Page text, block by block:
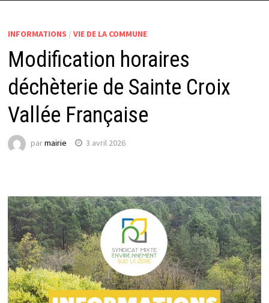
INFORMATIONS / VIE DE LA COMMUNE
Modification horaires
déchèterie de Sainte Croix
Vallée Française
parmairie 3 avril 2026